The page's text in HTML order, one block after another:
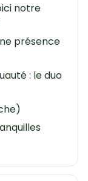
notre
présence
: le duo